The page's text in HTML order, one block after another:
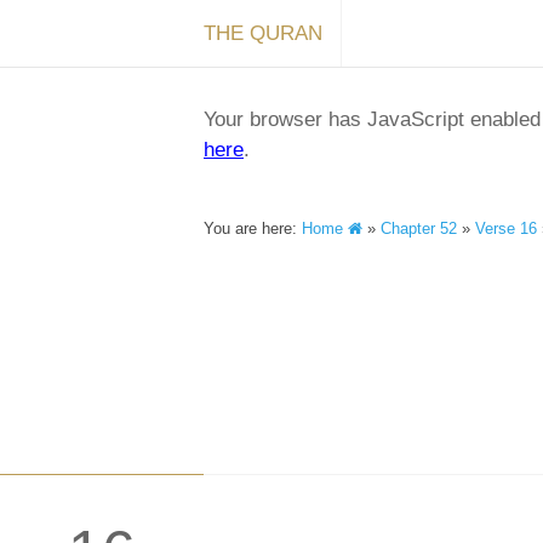
THE QURAN
Your browser has JavaScript
here.
You are here: Home » Chapter 52 » Verse 16